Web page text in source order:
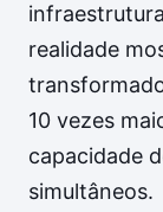
realidade
10 vezes
capacidade
simultâneos.